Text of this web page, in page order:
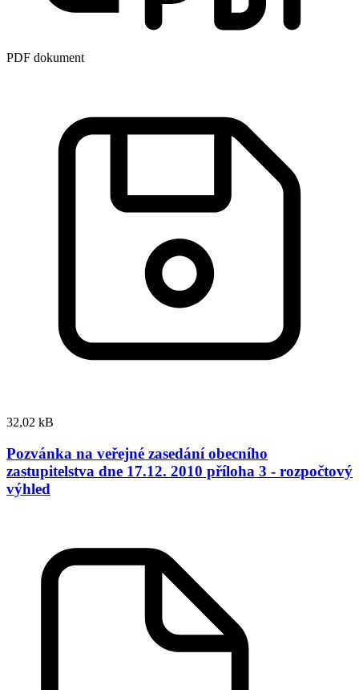
PDF dokument
32,02 kB
Pozvánka na veřejné zasedání obecního
zastupitelstva dne 17.12. 2010 příloha 3 - rozpočtový
výhled